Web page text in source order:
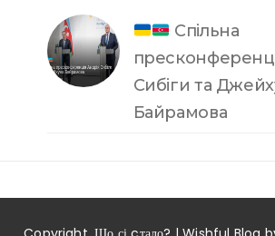
Спільна
Сибіги та
Байрамова